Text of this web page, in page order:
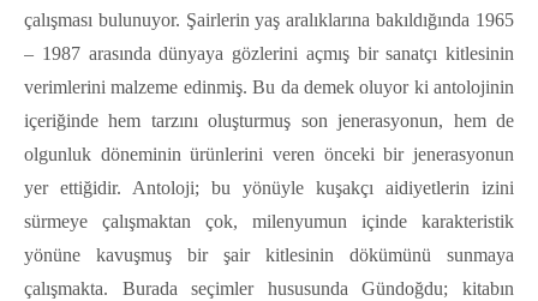
çalışması bulunuyor. Şairlerin yaş aralıklarına bakıldığında 1965
– 1987 arasında dünyaya gözlerini açmış bir sanatçı kitlesinin
verimlerini malzeme edinmiş. Bu da demek oluyor ki antolojinin
içeriğinde hem tarzını oluşturmuş son jenerasyonun, hem de
olgunluk döneminin ürünlerini veren önceki bir jenerasyonun
yer ettiğidir. Antoloji; bu yönüyle kuşakçı aidiyetlerin izini
sürmeye çalışmaktan çok, milenyumun içinde karakteristik
yönüne kavuşmuş bir şair kitlesinin dökümünü sunmaya
çalışmakta. Burada seçimler hususunda Gündoğdu; kitabın